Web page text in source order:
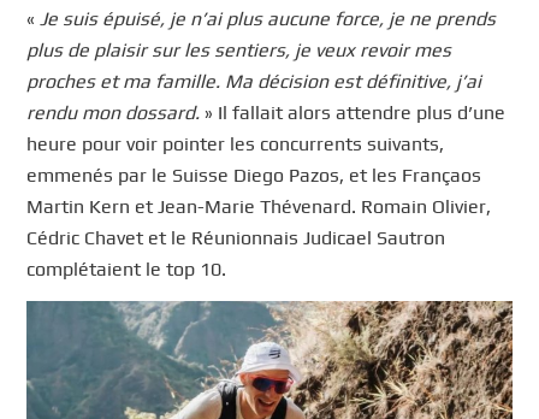
«Je suis épuisé, je n’ai plus aucune force, je ne prends
plus de plaisir sur les sentiers, je veux revoir mes
proches et ma famille. Ma décision est définitive, j’ai
rendu mon dossard. » Il fallait alors attendre plus d’une
heure pour voir pointer les concurrents suivants,
emmenés par le Suisse Diego Pazos, et les Françaos
Martin Kern et Jean-Marie Thévenard. Romain Olivier,
Cédric Chavet et le Réunionnais Judicael Sautron
complétaient le top 10.